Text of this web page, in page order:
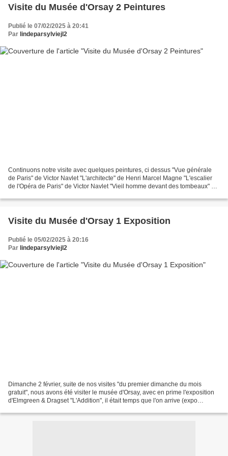
Visite du Musée d'Orsay 2 Peintures
Publié le 07/02/2025 à 20:41
Par lindeparsylviejl2
Continuons notre visite avec quelques peintures, ci dessus "Vue générale
de Paris" de Victor Navlet "L'architecte" de Henri Marcel Magne "L'escalier
de l'Opéra de Paris" de Victor Navlet "Vieil homme devant des tombeaux" de
Visite du Musée d'Orsay 1 Exposition
Publié le 05/02/2025 à 20:16
Par lindeparsylviejl2
Dimanche 2 février, suite de nos visites "du premier dimanche du mois
gratuit", nous avons été visiter le musée d'Orsay, avec en prime l'exposition
d'Elmgreen & Dragset "L'Addition", il était temps que l'on arrive (expo